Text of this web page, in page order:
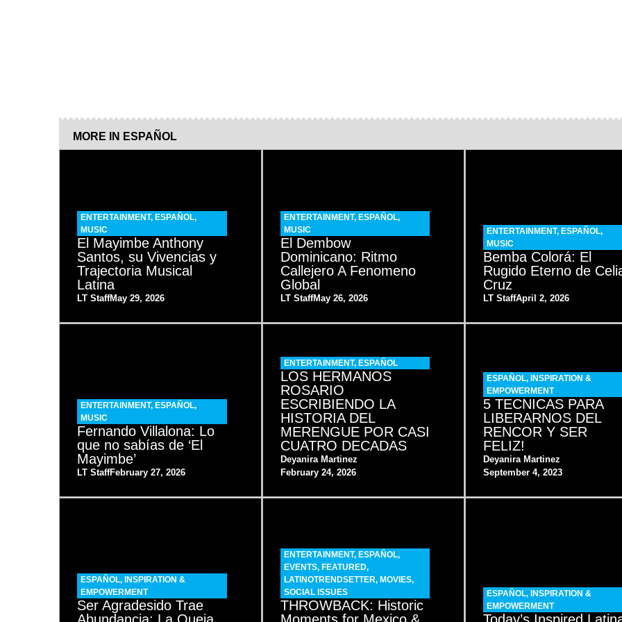
MORE IN ESPAÑOL
ENTERTAINMENT, ESPAÑOL,
MUSIC
El Mayimbe Anthony
Santos, su Vivencias y
Trajectoria Musical
Latina
LT StaffMay 29, 2026
ENTERTAINMENT, ESPAÑOL,
MUSIC
El Dembow
Dominicano: Ritmo
Callejero A Fenomeno
Global
LT StaffMay 26, 2026
ENTERTAINMENT, ESPAÑOL,
MUSIC
Bemba Colorá: El
Rugido Eterno de
Cruz
LT StaffApril 2, 2026
ENTERTAINMENT, ESPAÑOL,
MUSIC
Fernando Villalona: Lo
que no sabías de ‘El
Mayimbe’
LT StaffFebruary 27, 2026
ENTERTAINMENT, ESPAÑOL
LOS HERMANOS
ROSARIO
ESCRIBIENDO LA
HISTORIA DEL
MERENGUE POR CASI
CUATRO DECADAS
Deyanira Martinez
February 24, 2026
ESPAÑOL, INSPIRATION &
EMPOWERMENT
5 TECNICAS PARA
LIBERARNOS DEL
RENCOR Y SER
FELIZ!
Deyanira Martinez
September 4, 2023
ESPAÑOL, INSPIRATION &
EMPOWERMENT
Ser Agradesido Trae
ENTERTAINMENT, ESPAÑOL,
EVENTS, FEATURED,
LATINOTRENDSETTER, MOVIES,
SOCIAL ISSUES
THROWBACK: Historic
ESPAÑOL, INSPIRATION &
EMPOWERMENT